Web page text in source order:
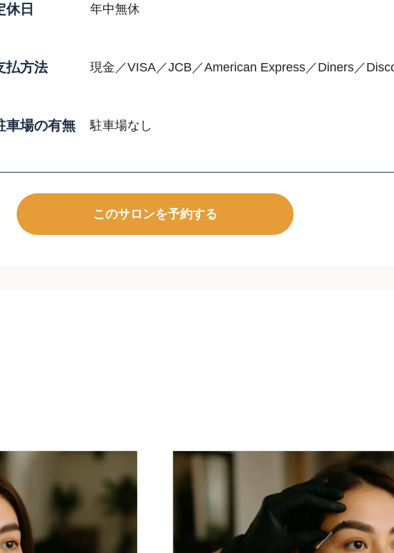
休日 年中無休
払方法 現金／VISA／JCB／American Express／Diners／
車場の有無 駐車場なし
このサロンを予約する